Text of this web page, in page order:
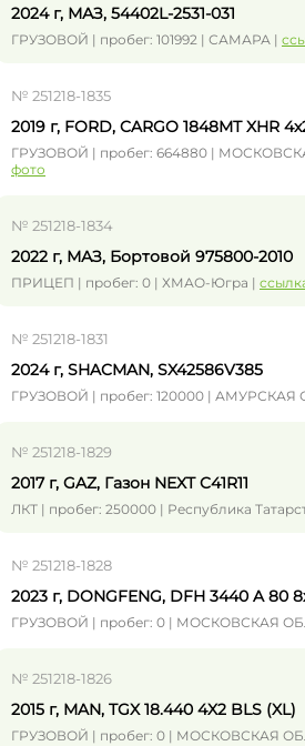
2024 г, МАЗ, 54402L-2531-031
ГРУЗОВОЙ | пробег: 101992 | САМАРА |
№ 251218-1835
2019 г, FORD, CARGO 1848MТ XHR
ГРУЗОВОЙ | пробег: 664880 |
фото
№ 251218-1834
2022 г, МАЗ, Бортовой 975800-2010
ПРИЦЕП | пробег: 0 | ХМАО-Югра |
№ 251218-1831
2024 г, SHACMAN, SX42586V385
ГРУЗОВОЙ | пробег: 120000 | АМУРСКАЯ
№ 251218-1829
2017 г, GAZ, Газон NEXT C41R11
ЛКТ | пробег: 250000 | Республика
№ 251218-1828
2023 г, DONGFENG, DFH 3440 A 80
ГРУЗОВОЙ | пробег: 0 | МОСКОВСКАЯ
№ 251218-1826
2015 г, MAN, TGX 18.440 4X2 BLS (XL)
ГРУЗОВОЙ | пробег: 0 | МОСКОВСКАЯ